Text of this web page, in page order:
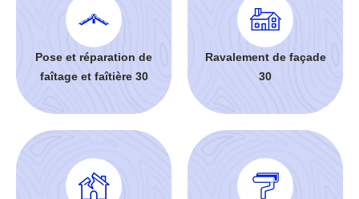
Pose et réparation de
faîtage et faîtière 30
Ravalement de façade
30